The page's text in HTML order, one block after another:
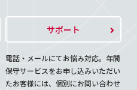
サポート
電話・メールにてお悩み対応。年間
保守サービスをお申し込みいただい
たお客様には、個別にお問い合わせ